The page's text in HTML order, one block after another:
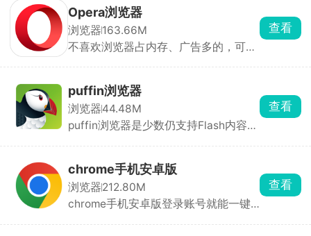
告拦截功能，自动屏蔽侵入式广告，用
户还可以手动编辑标记广告，实现更精
准的广告拦截。内置阅读模式，用户可
以在浏览小说、文章等长文本时一键转
网页，保护个人隐私。
Opera浏览器
浏览器163.66M
不喜欢浏览器占内存、广告多的，可以
动拦截广告，网页弹窗、视频贴片广告
一键屏蔽，页面加载速度快很多。侧边
栏还可以同时打开微信、电报、社交软
件，一边刷网页一边聊天不用切窗口。
查看
puffin浏览器
浏览器44.48M
puffin浏览器是少数仍支持Flash内容的
满足多样化娱乐需求。浏览器提供
Flash剧场模式，支持全屏播放Flash影
片，提升观看体验。内置广告拦截功
能，智能屏蔽横幅、弹窗、信息流等广
查看
chrome手机安卓版
浏览器212.80M
chrome手机安卓版登录账号就能一键
查看